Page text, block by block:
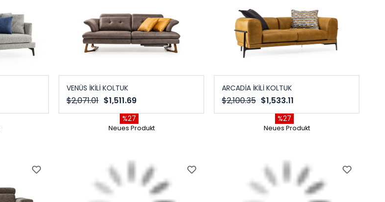
VENÜS İKİLİ KOLTUK
$1,511.69
$2,071.01
%27
Neues Produkt
ARCADİA İKİLİ KOLTUK
$1,533.11
$2,100.35
%27
Neues Produkt